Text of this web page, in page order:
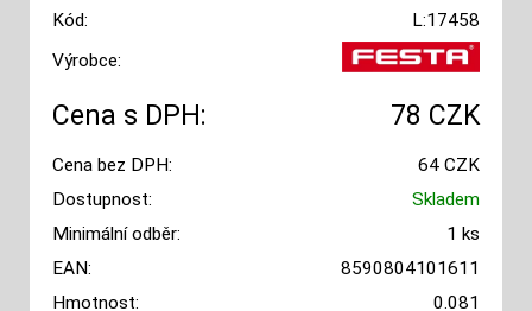
Kód:
L:17458
Výrobce:
Cena s DPH: 78 CZK
Cena bez DPH:
64 CZK
Dostupnost:
Skladem
Minimální odběr:
1 ks
EAN:
8590804101611
Hmotnost:
0.081